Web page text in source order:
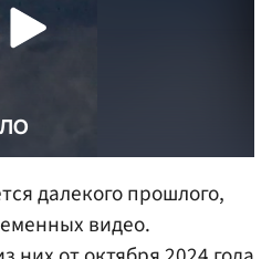
далекого прошлого,
видео.